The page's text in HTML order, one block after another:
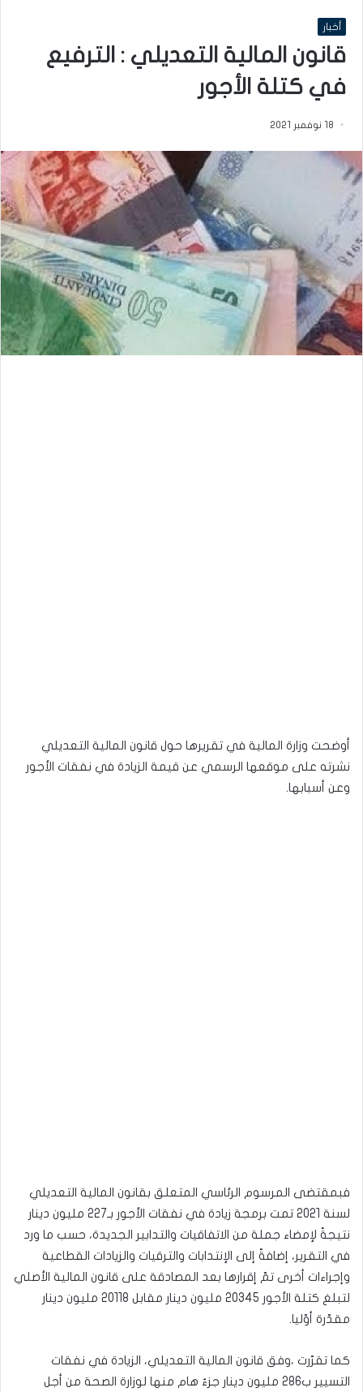
أخبار
قانون المالية التعديلي : الترفيع
في كتلة الأجور
18 نوفمبر 2021
أوضحت وزارة المالية في تقريرها حول قانون المالية التعديلي
نشرته على موقعها الرسمي عن قيمة الزيادة في نفقات الأجور
وعن أسبابها.
فبمقتضى المرسوم الرئاسي المتعلق بقانون المالية التعديلي
لسنة 2021 تمت برمجة زيادة في نفقات الأجور بـ227 مليون دينار
نتيجةً لإمضاء جملة من الاتفاقيات والتدابير الجديدة، حسب ما ورد
في التقرير، إضافةً إلى الإنتدابات والترقيات والزيادات القطاعية
وإجراءات أخرى تمّ إقرارها بعد المصادقة على قانون المالية الأصلي
لتبلغ كتلة الأجور 20345 مليون دينار مقابل 20118 مليون دينار
مقدّرة أوّليا.
كما تقرّرت ،وفق قانون المالية التعديلي، الزيادة في نفقات
التسيير ب286 مليون دينار جزءٌ هام منها لوزارة الصحة من أجل